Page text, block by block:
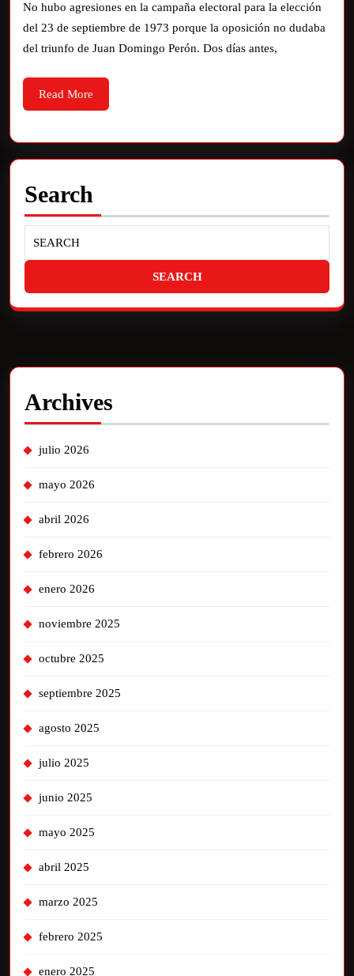
No hubo agresiones en la campaña electoral para la elección
del 23 de septiembre de 1973 porque la oposición no dudaba
del triunfo de Juan Domingo Perón. Dos días antes,
Read More
Search
Archives
julio 2026
mayo 2026
abril 2026
febrero 2026
enero 2026
noviembre 2025
octubre 2025
septiembre 2025
agosto 2025
julio 2025
junio 2025
mayo 2025
abril 2025
marzo 2025
febrero 2025
enero 2025